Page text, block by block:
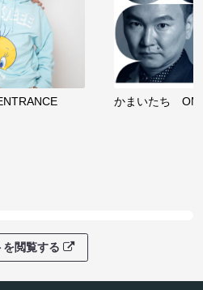
かまいたち
を閲覧する